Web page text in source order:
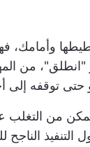
وأمامك،
قبل أن تجمع 200 دولار
حتى توقفه
من
الناجح